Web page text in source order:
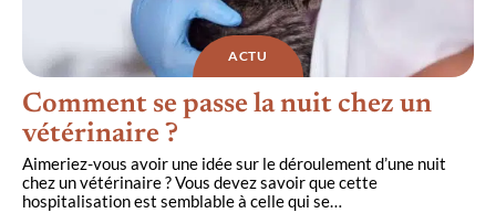
ACTU
Comment se passe la nuit chez un
vétérinaire ?
Aimeriez-vous avoir une idée sur le déroulement d’une nuit
chez un vétérinaire ? Vous devez savoir que cette
hospitalisation est semblable à celle qui se…